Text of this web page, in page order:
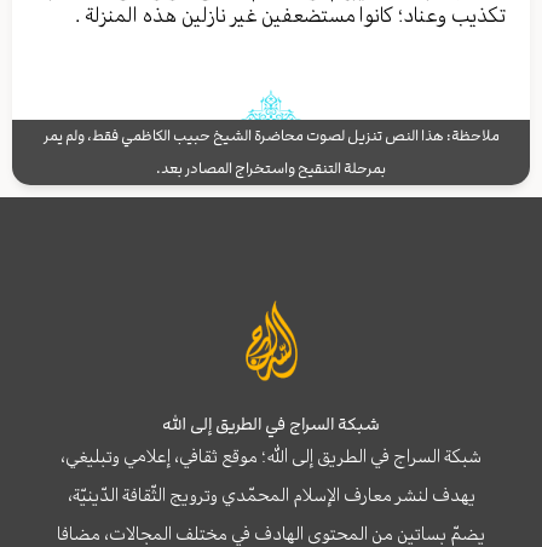
تكذيب وعناد؛ كانوا مستضعفين غير نازلين هذه المنزلة .
ملاحظة: هذا النص تنزيل لصوت محاضرة الشيخ حبيب الكاظمي فقط، ولم يمر
بمرحلة التنقيح واستخراج المصادر بعد.
شبكة السراج في الطريق إلى الله
شبكة السراج في الطريق إلى الله؛ موقع ثقافي، إعلامي وتبليغي،
يهدف لنشر معارف الإسلام المحمّدي وترويج الثّقافة الدّينيّة،
يضمّ بساتين من المحتوى الهادف في مختلف المجالات، مضافا